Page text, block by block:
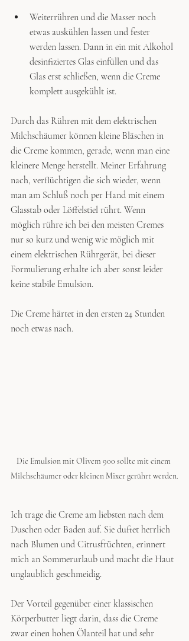
Weiterrühren und die Masser noch
etwas auskühlen lassen und fester
werden lassen. Dann in ein mit Alkohol
desinfiziertes Glas einfüllen und das
Glas erst schließen, wenn die Creme
komplett ausgekühlt ist.
Durch das Rühren mit dem elektrischen
Milchschäumer können kleine Bläschen in
die Creme kommen, gerade, wenn man eine
kleinere Menge herstellt. Meiner Erfahrung
nach, verflüchtigen die sich wieder, wenn
man am Schluß noch per Hand mit einem
Glasstab oder Löffelstiel rührt. Wenn
möglich rühre ich bei den meisten Cremes
nur so kurz und wenig wie möglich mit
einem elektrischen Rührgerät, bei dieser
Formulierung erhalte ich aber sonst leider
keine stabile Emulsion.
Die Creme härtet in den ersten 24 Stunden
noch etwas nach.
Die Emulsion mit Olivem 900 sollte mit einem
Milchschäumer oder kleinen Mixer gerührt werden.
Ich trage die Creme am liebsten nach dem
Duschen oder Baden auf. Sie duftet herrlich
nach Blumen und Citrusfrüchten, erinnert
mich an Sommerurlaub und macht die Haut
unglaublich geschmeidig.
Der Vorteil gegenüber einer klassischen
Körperbutter liegt darin, dass die Creme
zwar einen hohen Ölanteil hat und sehr